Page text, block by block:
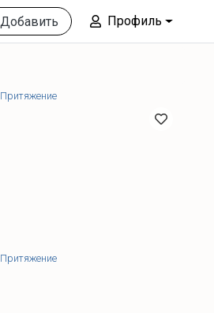
Добавить Профиль